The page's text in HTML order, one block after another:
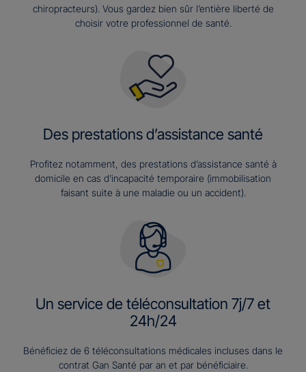
chiropracteurs). Vous gardez bien sûr l’entière liberté de
choisir votre professionnel de santé.
Des prestations d’assistance santé
Profitez notamment, des prestations d’assistance santé à
domicile en cas d’incapacité temporaire (immobilisation
faisant suite à une maladie ou un accident).
Un service de téléconsultation 7j/7 et
24h/24
Bénéficiez de 6 téléconsultations médicales incluses dans le
contrat Gan Santé par an et par bénéficiaire.